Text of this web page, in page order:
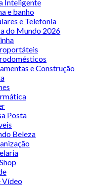
Inteligente
e banho
e Telefonia
do Mundo 2026
e Construção
Posta
Beleza
Vídeo